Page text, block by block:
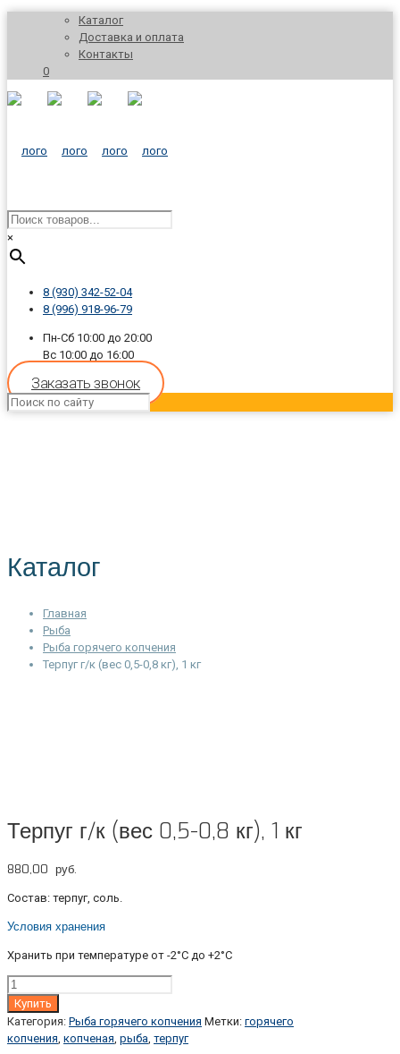
Каталог
Доставка и оплата
Контакты
0
×
8 (930) 342-52-04
8 (996) 918-96-79
Пн-Сб 10:00 до 20:00
Вс 10:00 до 16:00
Заказать звонок
Каталог
Главная
Рыба
Рыба горячего копчения
Терпуг г/к (вес 0,5-0,8 кг), 1 кг
Терпуг г/к (вес 0,5-0,8 кг), 1 кг
880,00 руб.
Состав: терпуг, соль.
Условия хранения
Хранить при температуре от -2°С до +2°С
Количество
Купить
Категория: Рыба горячего копчения Метки: горячего
копчения, копченая, рыба, терпуг